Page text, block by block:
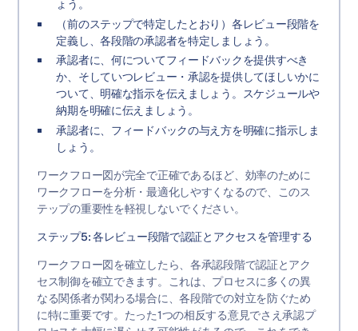
ょう。
（前のステップで特定したとおり）各レビュー段階を
定義し、各段階の承認者を特定しましょう。
承認者に、何についてフィードバックを提供すべき
か、そしていつレビュー・承認を提供してほしいかに
ついて、明確な指示を伝えましょう。スケジュールや
納期を明確に伝えましょう。
承認者に、フィードバックの与え方を明確に指示しま
しょう。
ワークフロー図が完全で正確であるほど、効率のために
ワークフローを分析・最適化しやすくなるので、このス
テップの重要性を軽視しないでください。
ステップ5: 各レビュー段階で認証とアクセスを管理する
ワークフロー図を確立したら、各承認段階で認証とアク
セス制御を確立できます。これは、プロセスに多くの異
なる関係者が関わる場合に、各段階での対立を防ぐため
に特に重要です。たった1つの相反する意見でさえ承認プ